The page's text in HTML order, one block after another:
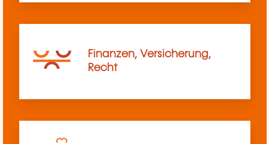
Finanzen, Versicherung,
Recht